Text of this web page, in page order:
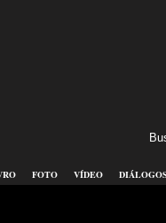
FOTO VÍDEO DIÁLOGOS